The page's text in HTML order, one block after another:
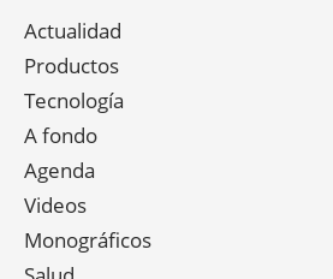
Actualidad
Productos
Tecnología
A fondo
Agenda
Videos
Monográficos